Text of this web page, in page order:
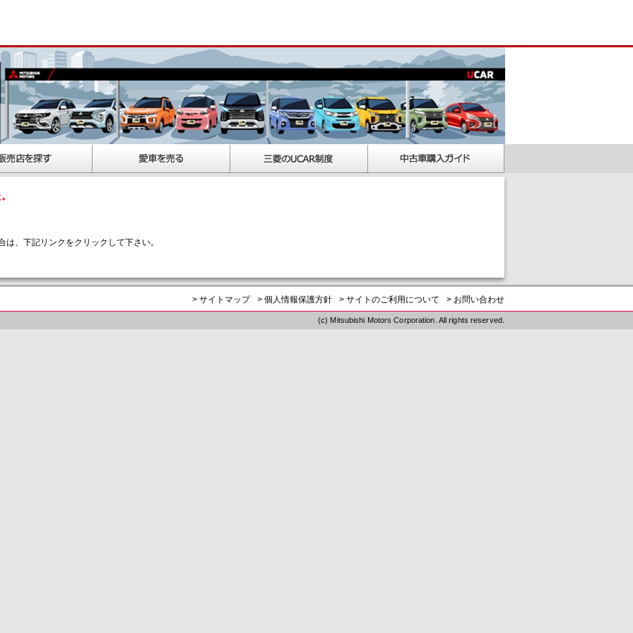
、下記リンクをクリックして下さい。
> サイトマップ > 個人情報保護方針 > サイトのご利用について > お問い合わせ
(c) Mitsubishi Motors Corporation. All rights reserved.